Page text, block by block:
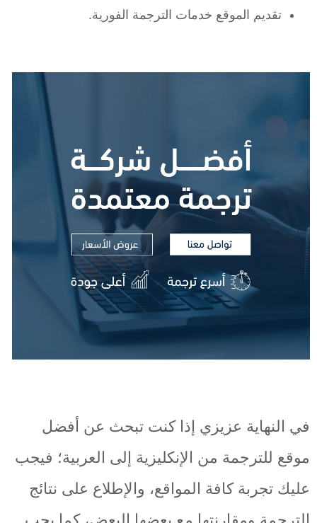
تقديم الموقع خدمات الترجمة الفورية.
في النهاية عزيزي إذا كنت تبحث عن أفضل
موقع للترجمة من الإنكليزية إلى العربية؛ فيجب
عليك تجربة كافة المواقع، والإطلاع على نتائج